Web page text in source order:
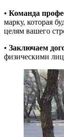
• Команда
марку, которая
целям вашего
• Заключаем
физическими